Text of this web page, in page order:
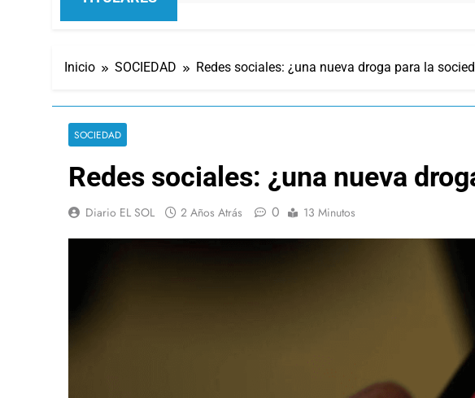
Inicio SOCIEDAD Redes sociales: ¿una nueva droga para la
SOCIEDAD
Redes sociales: ¿una nueva
Diario EL SOL 2 Años Atrás 0 13 Minutos